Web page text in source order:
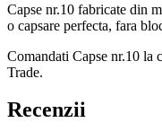
Capse nr.10 fabricate din
o capsare perfecta, fara
Comandati Capse nr.10 la
Trade.
Recenzii